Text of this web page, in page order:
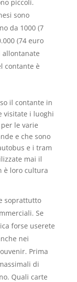
piccoli.
sono
da 1000 (7
(74 euro
allontanate
contante è
il contante in
visitate i luoghi
le varie
e che sono
e i tram
mai il
è loro cultura
soprattutto
Se
forse userete
nei
Prima
di
Quali carte